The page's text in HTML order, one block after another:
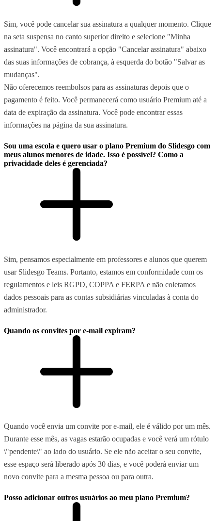
Sim, você pode cancelar sua assinatura a qualquer momento. Clique
na seta suspensa no canto superior direito e selecione "Minha
assinatura". Você encontrará a opção "Cancelar assinatura" abaixo
das suas informações de cobrança, à esquerda do botão "Salvar as
mudanças".
Não oferecemos reembolsos para as assinaturas depois que o
pagamento é feito. Você permanecerá como usuário Premium até a
data de expiração da assinatura. Você pode encontrar essas
informações na página da sua assinatura.
Sou uma escola e quero usar o plano Premium do Slidesgo com
meus alunos menores de idade. Isso é possível? Como a
privacidade deles é gerenciada?
Sim, pensamos especialmente em professores e alunos que querem
usar Slidesgo Teams. Portanto, estamos em conformidade com os
regulamentos e leis RGPD, COPPA e FERPA e não coletamos
dados pessoais para as contas subsidiárias vinculadas à conta do
administrador.
Quando os convites por e-mail expiram?
Quando você envia um convite por e-mail, ele é válido por um mês.
Durante esse mês, as vagas estarão ocupadas e você verá um rótulo
\"pendente\" ao lado do usuário. Se ele não aceitar o seu convite,
esse espaço será liberado após 30 dias, e você poderá enviar um
novo convite para a mesma pessoa ou para outra.
Posso adicionar outros usuários ao meu plano Premium?